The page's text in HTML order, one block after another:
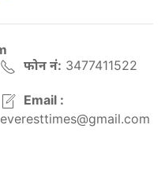
फोन नं: 3477411522
Email :
everesttimes@gmail.com